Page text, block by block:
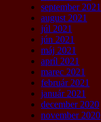
september 2021
august 2021
júl 2021
jún 2021
máj 2021
apríl 2021
marec 2021
február 2021
január 2021
december 2020
november 2020